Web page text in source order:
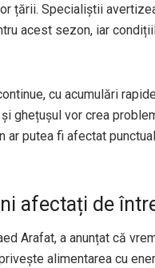
țării. Specialiștii
acest sezon, iar
cu acumulări
ghețușul vor crea
ar putea fi afectat
afectați de
Arafat, a anunțat că
alimentarea cu